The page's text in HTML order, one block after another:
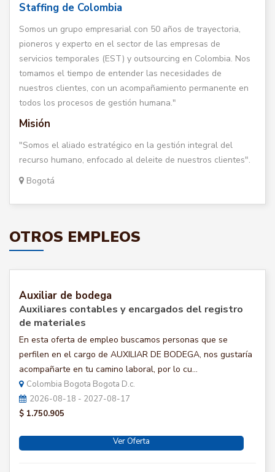
Staffing de Colombia
Somos un grupo empresarial con 50 años de trayectoria,
pioneros y experto en el sector de las empresas de
servicios temporales (EST) y outsourcing en Colombia. Nos
tomamos el tiempo de entender las necesidades de
nuestros clientes, con un acompañamiento permanente en
todos los procesos de gestión humana."
Misión
"Somos el aliado estratégico en la gestión integral del
recurso humano, enfocado al deleite de nuestros clientes".
Bogotá
OTROS EMPLEOS
Auxiliar de bodega
Auxiliares contables y encargados del registro
de materiales
En esta oferta de empleo buscamos personas que se
perfilen en el cargo de AUXILIAR DE BODEGA, nos gustaría
acompañarte en tu camino laboral, por lo cu...
Colombia Bogota Bogota D.c.
2026-08-18 - 2027-08-17
$ 1.750.905
Ver Oferta